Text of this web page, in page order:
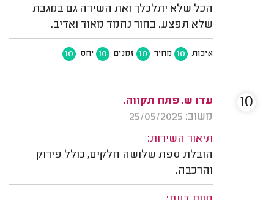
הכל שלא יתלכלך ואת השידה גם במגבת
שלא תפצע. בחור נחמד מאוד ואדיב.
איכות 10 מחיר 10 זמנים 10 יחס 10
עדו ש. פתח תקווה.
משוב: 25/05/2025
תיאור השירות:
הובלת ספת שלושה חלקים, כולל פירוק
והרכבה.
10